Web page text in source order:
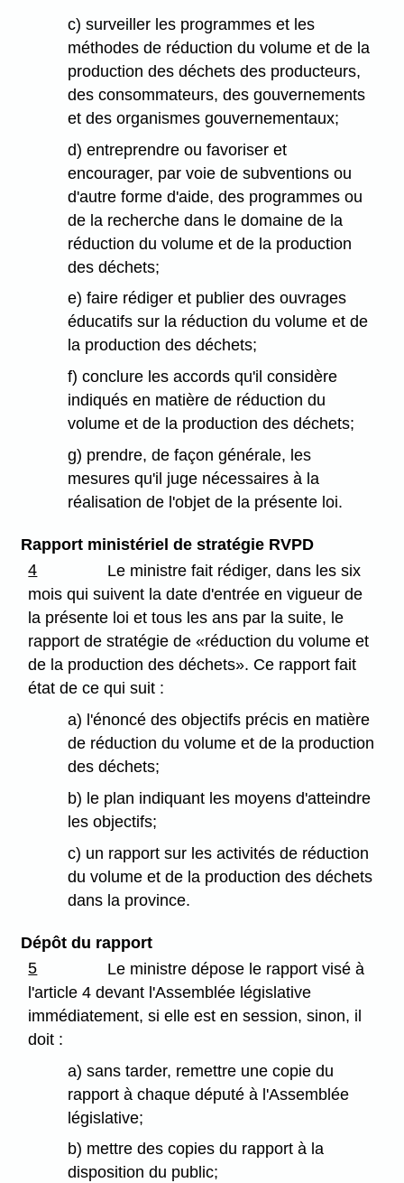
c) surveiller les programmes et les
méthodes de réduction du volume et de la
production des déchets des producteurs,
des consommateurs, des gouvernements
et des organismes gouvernementaux;
d) entreprendre ou favoriser et
encourager, par voie de subventions ou
d'autre forme d'aide, des programmes ou
de la recherche dans le domaine de la
réduction du volume et de la production
des déchets;
e) faire rédiger et publier des ouvrages
éducatifs sur la réduction du volume et de
la production des déchets;
f) conclure les accords qu'il considère
indiqués en matière de réduction du
volume et de la production des déchets;
g) prendre, de façon générale, les
mesures qu'il juge nécessaires à la
réalisation de l'objet de la présente loi.
Rapport ministériel de stratégie RVPD
4
Le ministre fait rédiger, dans les six
mois qui suivent la date d'entrée en vigueur de
la présente loi et tous les ans par la suite, le
rapport de stratégie de «réduction du volume et
de la production des déchets». Ce rapport fait
état de ce qui suit :
a) l'énoncé des objectifs précis en matière
de réduction du volume et de la production
des déchets;
b) le plan indiquant les moyens d'atteindre
les objectifs;
c) un rapport sur les activités de réduction
du volume et de la production des déchets
dans la province.
Dépôt du rapport
5
Le ministre dépose le rapport visé à
l'article 4 devant l'Assemblée législative
immédiatement, si elle est en session, sinon, il
doit :
a) sans tarder, remettre une copie du
rapport à chaque député à l'Assemblée
législative;
b) mettre des copies du rapport à la
disposition du public;